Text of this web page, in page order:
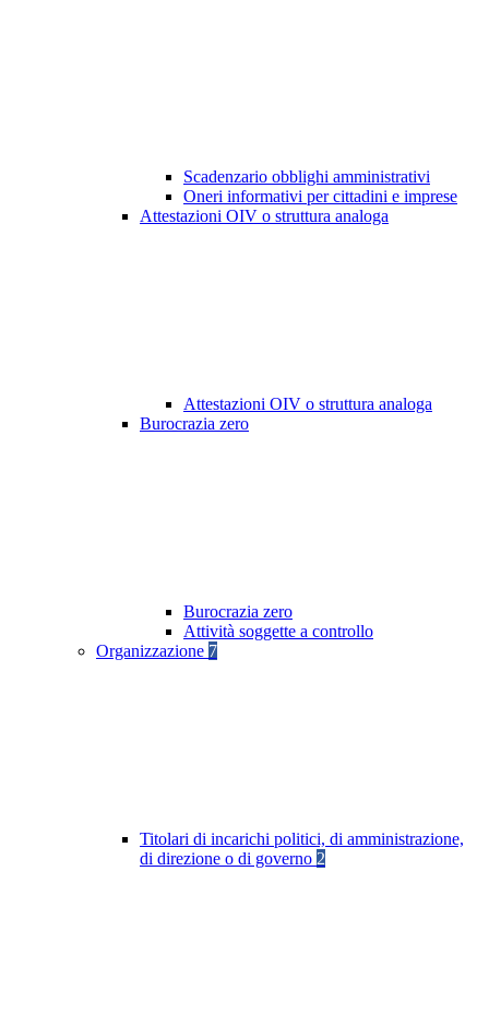
Scadenzario obblighi amministrativi
Oneri informativi per cittadini e imprese
Attestazioni OIV o struttura analoga
Attestazioni OIV o struttura analoga
Burocrazia zero
Burocrazia zero
Attività soggette a controllo
Organizzazione 7
Titolari di incarichi politici, di amministrazione,
di direzione o di governo 2